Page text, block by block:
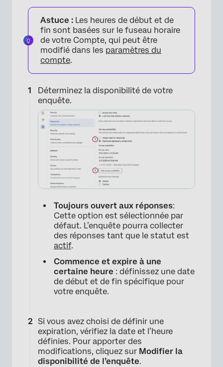
Astuce : Les heures de début et de
fin sont basées sur le fuseau horaire
de votre Compte, qui peut être
modifié dans les paramètres du
compte.
Déterminez la disponibilité de votre
enquête.
Toujours ouvert aux réponses:
Cette option est sélectionnée par
défaut. L’enquête pourra collecter
des réponses tant que le statut est
actif.
Commence et expire à une
certaine heure : définissez une date
de début et de fin spécifique pour
votre enquête.
Si vous avez choisi de définir une
expiration, vérifiez la date et l’heure
définies. Pour apporter des
modifications, cliquez sur Modifier la
disponibilité de l’enquête.